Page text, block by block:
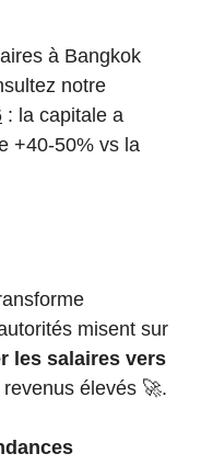
à Bangkok
notre
: la capitale a
+40-50% vs la
misent sur
les salaires vers
élevés 🚀.